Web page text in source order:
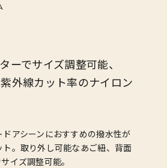
ーでサイズ調整可能、
外線カット率のナイロン
アシーンにおすすめの撥水性が
。取り外し可能なあご紐、背面
イズ調整可能。